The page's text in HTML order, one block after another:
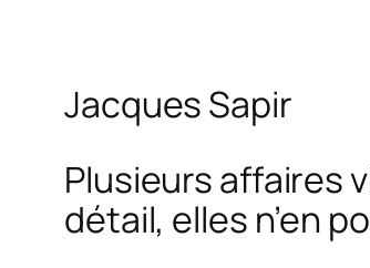
Jacques Sapir
Plusieurs affaires
détail, elles n’en